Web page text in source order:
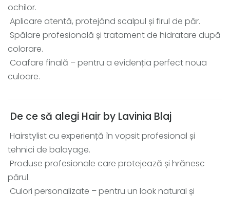
ochilor.
Aplicare atentă, protejând scalpul și firul de păr.
Spălare profesională și tratament de hidratare după
colorare.
Coafare finală – pentru a evidenția perfect noua
culoare.
De ce să alegi Hair by Lavinia Blaj
Hairstylist cu experiență în vopsit profesional și
tehnici de balayage.
Produse profesionale care protejează și hrănesc
părul.
Culori personalizate – pentru un look natural și